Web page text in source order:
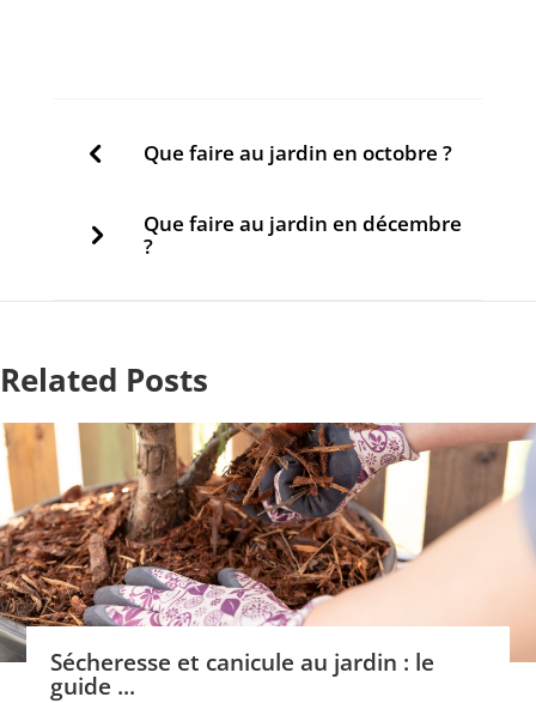
Que faire au jardin en octobre ?
Que faire au jardin en décembre
?
Related Posts
Sécheresse et canicule au jardin : le
guide ...